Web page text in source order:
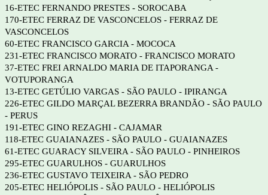
16-ETEC FERNANDO PRESTES - SOROCABA
170-ETEC FERRAZ DE VASCONCELOS - FERRAZ DE
VASCONCELOS
60-ETEC FRANCISCO GARCIA - MOCOCA
231-ETEC FRANCISCO MORATO - FRANCISCO MORATO
37-ETEC FREI ARNALDO MARIA DE ITAPORANGA -
VOTUPORANGA
13-ETEC GETÚLIO VARGAS - SÃO PAULO - IPIRANGA
226-ETEC GILDO MARÇAL BEZERRA BRANDÃO - SÃO PAULO
- PERUS
191-ETEC GINO REZAGHI - CAJAMAR
118-ETEC GUAIANAZES - SÃO PAULO - GUAIANAZES
61-ETEC GUARACY SILVEIRA - SÃO PAULO - PINHEIROS
295-ETEC GUARULHOS - GUARULHOS
236-ETEC GUSTAVO TEIXEIRA - SÃO PEDRO
205-ETEC HELIÓPOLIS - SÃO PAULO - HELIÓPOLIS